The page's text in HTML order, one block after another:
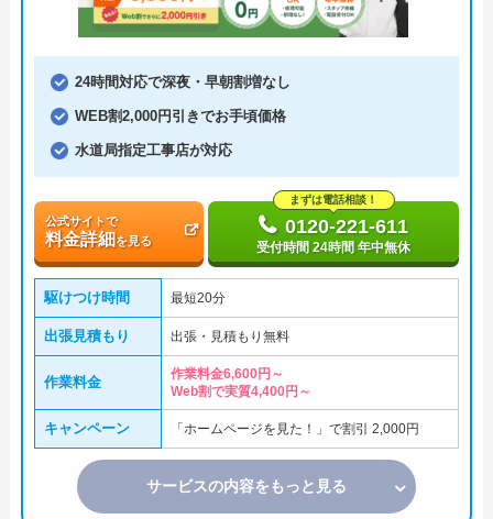
24時間対応で深夜・早朝割増なし
WEB割2,000円引きでお手頃価格
水道局指定工事店が対応
公式サイトで
料金詳細を見る
まずは電話相談！
0120-221-611
受付時間 24時間 年中無休
駆けつけ時間 最短20分
出張見積もり 出張・見積もり無料
作業料金
作業料金6,600円～
Web割で実質4,400円～
キャンペーン 「ホームページを見た！」で割引 2,000円
サービスの内容をもっと見る